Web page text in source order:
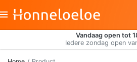
Vandaag open tot
Iedere zondag open